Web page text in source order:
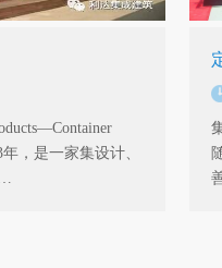
，是一家集设计、